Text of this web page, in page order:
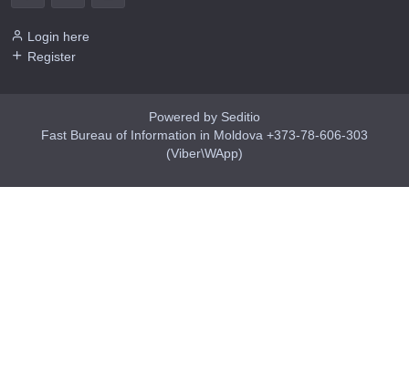
Login here
Register
Powered by Seditio
Fast Bureau of Information in Moldova +373-78-606-303
(Viber\WApp)